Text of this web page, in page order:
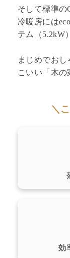
そして標準の
冷暖房には
テム（5.2kW
まじめでお
こいい「木の
＼
効